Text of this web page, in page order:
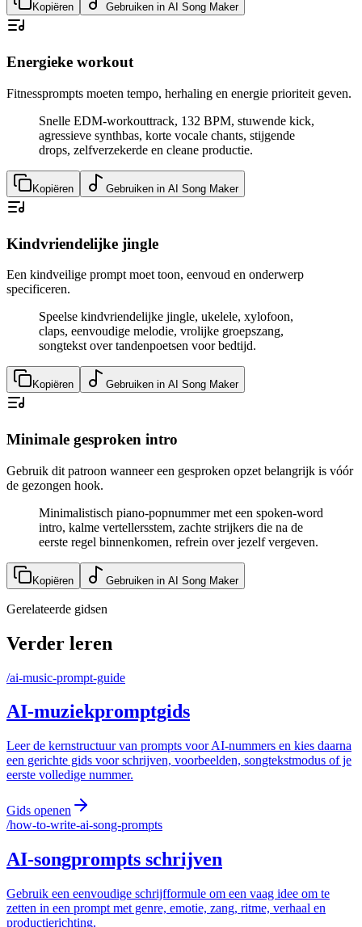
Kopiëren Gebruiken in AI Song Maker
Energieke workout
Fitnessprompts moeten tempo, herhaling en energie prioriteit geven.
Snelle EDM-workouttrack, 132 BPM, stuwende kick,
agressieve synthbas, korte vocale chants, stijgende
drops, zelfverzekerde en cleane productie.
Kopiëren Gebruiken in AI Song Maker
Kindvriendelijke jingle
Een kindveilige prompt moet toon, eenvoud en onderwerp
specificeren.
Speelse kindvriendelijke jingle, ukelele, xylofoon,
claps, eenvoudige melodie, vrolijke groepszang,
songtekst over tandenpoetsen voor bedtijd.
Kopiëren Gebruiken in AI Song Maker
Minimale gesproken intro
Gebruik dit patroon wanneer een gesproken opzet belangrijk is vóór
de gezongen hook.
Minimalistisch piano-popnummer met een spoken-word
intro, kalme vertellersstem, zachte strijkers die na de
eerste regel binnenkomen, refrein over jezelf vergeven.
Kopiëren Gebruiken in AI Song Maker
Gerelateerde gidsen
Verder leren
/ai-music-prompt-guide
AI-muziekpromptgids
Leer de kernstructuur van prompts voor AI-nummers en kies daarna
een gerichte gids voor schrijven, voorbeelden, songtekstmodus of je
eerste volledige nummer.
Gids openen
/how-to-write-ai-song-prompts
AI-songprompts schrijven
Gebruik een eenvoudige schrijfformule om een vaag idee om te
zetten in een prompt met genre, emotie, zang, ritme, verhaal en
productierichting.